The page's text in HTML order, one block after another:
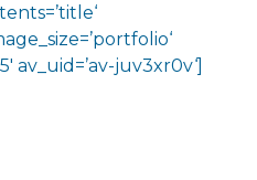
av_uid=’av-juv3xr0v‘]